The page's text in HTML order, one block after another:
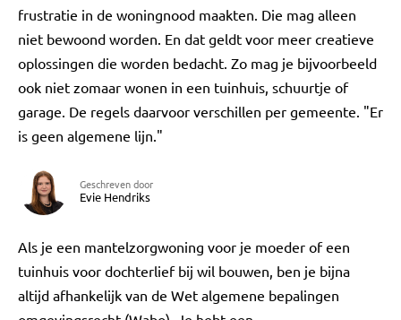
frustratie in de woningnood maakten. Die mag alleen
niet bewoond worden. En dat geldt voor meer creatieve
oplossingen die worden bedacht. Zo mag je bijvoorbeeld
ook niet zomaar wonen in een tuinhuis, schuurtje of
garage. De regels daarvoor verschillen per gemeente. "Er
is geen algemene lijn."
Geschreven door
Evie Hendriks
Als je een mantelzorgwoning voor je moeder of een
tuinhuis voor dochterlief bij wil bouwen, ben je bijna
altijd afhankelijk van de Wet algemene bepalingen